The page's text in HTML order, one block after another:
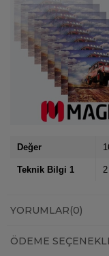
Değer
Teknik Bilgi 1
YORUMLAR(0)
ÖDEME